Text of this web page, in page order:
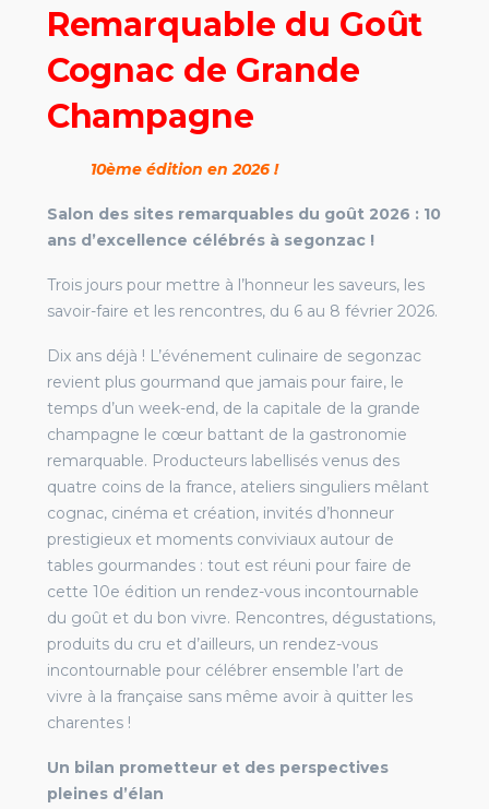
Remarquable du Goût
Cognac de Grande
Champagne
10ème édition en 2026 !
Salon des sites remarquables du goût 2026 : 10
ans d’excellence célébrés à segonzac !
Trois jours pour mettre à l’honneur les saveurs, les
savoir-faire et les rencontres, du 6 au 8 février 2026.
Dix ans déjà ! L’événement culinaire de segonzac
revient plus gourmand que jamais pour faire, le
temps d’un week-end, de la capitale de la grande
champagne le cœur battant de la gastronomie
remarquable. Producteurs labellisés venus des
quatre coins de la france, ateliers singuliers mêlant
cognac, cinéma et création, invités d’honneur
prestigieux et moments conviviaux autour de
tables gourmandes : tout est réuni pour faire de
cette 10e édition un rendez-vous incontournable
du goût et du bon vivre. Rencontres, dégustations,
produits du cru et d’ailleurs, un rendez-vous
incontournable pour célébrer ensemble l’art de
vivre à la française sans même avoir à quitter les
charentes !
Un bilan prometteur et des perspectives
pleines d’élan